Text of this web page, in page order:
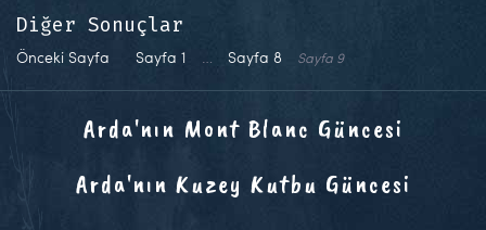
Diğer Sonuçlar
Önceki Sayfa Sayfa 1 … Sayfa 8 Sayfa 9
Arda'nın Mont Blanc Güncesi
Arda'nın Kuzey Kutbu Güncesi